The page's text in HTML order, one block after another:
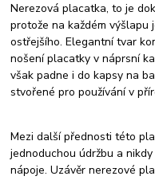
Nerezová placatka, to je
protože na každém výšlapu
ostřejšího. Elegantní tvar
nošení placatky v náprsní
však padne i do kapsy na
stvořené pro používání v
Mezi další přednosti této
jednoduchou údržbu a
nápoje. Uzávěr nerezové